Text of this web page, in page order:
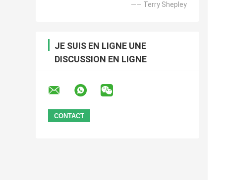
—— Terry Shepley
JE SUIS EN LIGNE UNE
DISCUSSION EN LIGNE